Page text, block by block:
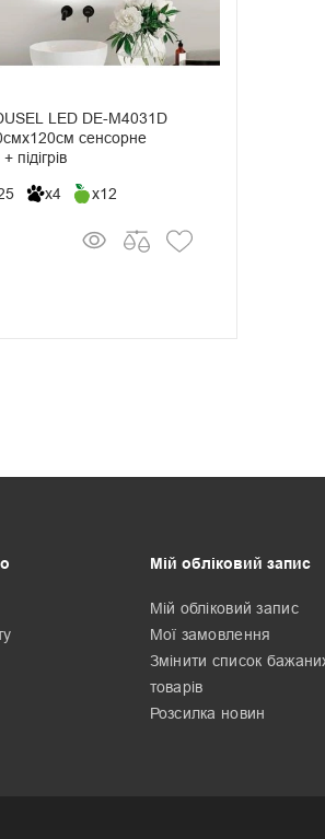
LED DE-M4031D
сенсорне
підігрів
x4 x12
Мій обліковий запис
Мій обліковий запис
Мої замовлення
Змінити список
товарів
Розсилка новин